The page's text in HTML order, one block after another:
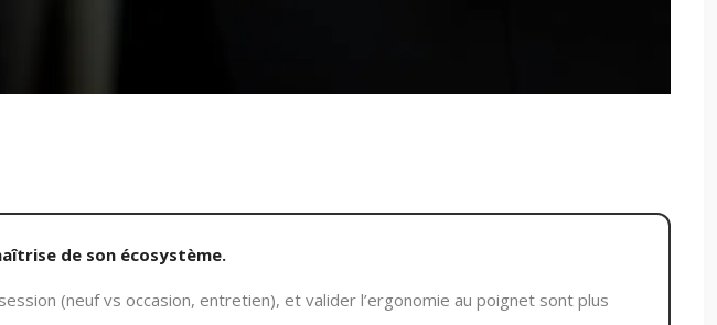
de son écosystème.
(neuf vs occasion, entretien), et valider l’ergonomie au poignet sont plus